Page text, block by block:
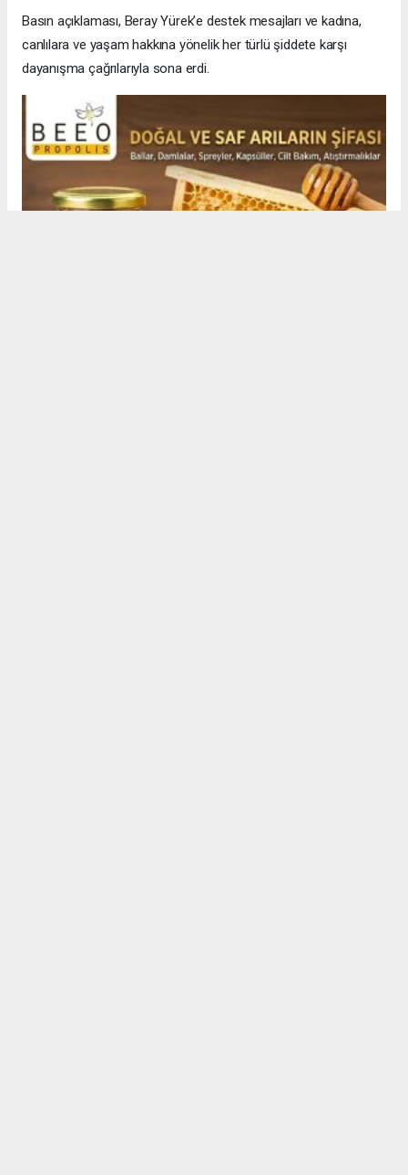
Basın açıklaması, Beray Yürek’e destek mesajları ve kadına,
canlılara ve yaşam hakkına yönelik her türlü şiddete karşı
dayanışma çağrılarıyla sona erdi.